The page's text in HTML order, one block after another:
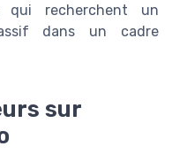
qui recherchent un
dans un cadre
sur